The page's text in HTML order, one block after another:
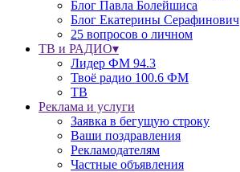
Блог Павла Болейшиса
Блог Екатерины Серафинович
25 вопросов о личном
ТВ и РАДИО▾
Лидер ФМ 94.3
Твоё радио 100.6 ФМ
ТВ
Реклама и услуги
Заявка в бегущую строку
Ваши поздравления
Рекламодателям
Частные объявления